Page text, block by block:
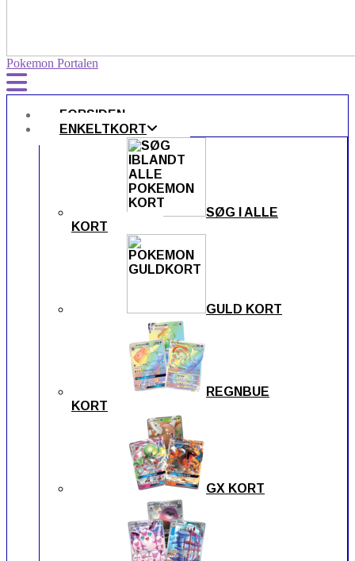
Pokemon Portalen
FORSIDEN
ENKELTKORT
SØG I ALLE
KORT
GULD KORT
REGNBUE
KORT
GX KORT